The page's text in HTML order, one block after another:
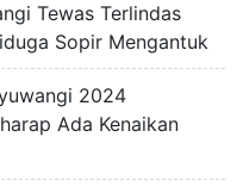
Tewas Terlindas
Sopir Mengantuk
2024
Ada Kenaikan